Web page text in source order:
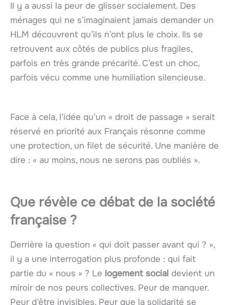
Il y a aussi la peur de glisser socialement. Des
ménages qui ne s’imaginaient jamais demander un
HLM découvrent qu’ils n’ont plus le choix. Ils se
retrouvent aux côtés de publics plus fragiles,
parfois en très grande précarité. C’est un choc,
parfois vécu comme une humiliation silencieuse.
Face à cela, l’idée qu’un « droit de passage » serait
réservé en priorité aux Français résonne comme
une protection, un filet de sécurité. Une manière de
dire : « au moins, nous ne serons pas oubliés ».
Que révèle ce débat de la société
française ?
Derrière la question « qui doit passer avant qui ? »,
il y a une interrogation plus profonde : qui fait
partie du « nous » ? Le logement social devient un
miroir de nos peurs collectives. Peur de manquer.
Peur d’être invisibles. Peur que la solidarité se